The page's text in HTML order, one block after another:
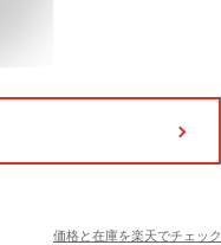
価格と在庫を楽天でチェック